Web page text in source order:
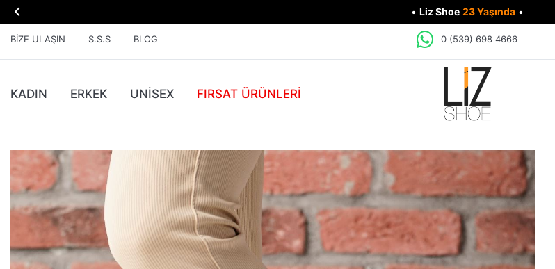
 • Liz Shoe 23 Yaşında •
BIZE ULAŞIN S.S.S BLOG 0 (539) 698 4666
KADIN ERKEK UNİSEX FIRSAT ÜRÜNLERI